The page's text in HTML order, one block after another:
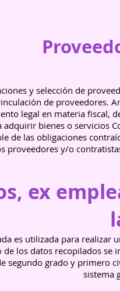
y selección de
de proveedores.
legal en materia fiscal,
adquirir bienes o servicios
de las obligaciones
proveedores y/o
ex
es utilizada para realizar
los datos recopilados se
segundo grado y primero
sistema